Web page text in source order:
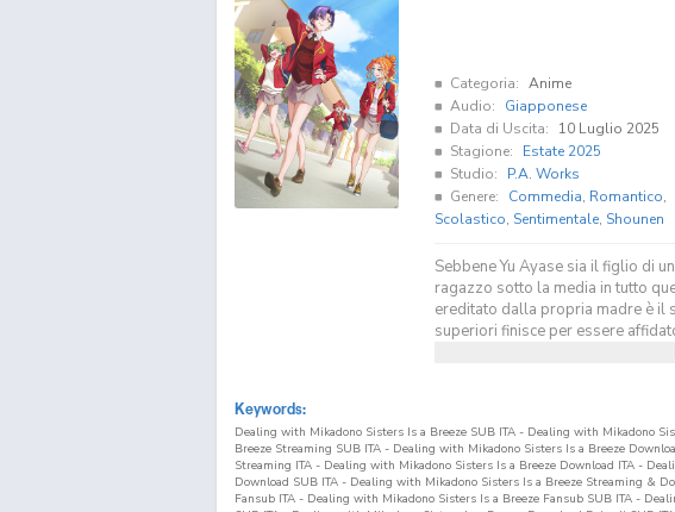
Categoria: Anime
Audio:
Giapponese
Data di Uscita:
10 Luglio 2025
Stagione:
Estate 2025
Studio:
P.A. Works
Genere:
Commedia, Romantico,
Scolastico, Sentimentale, Shounen
Sebbene Yu Ayase sia il figlio di
ragazzo sotto la media in tutto
ereditato dalla propria madre è il
superiori finisce per essere
Keywords:
Dealing with Mikadono Sisters Is a Breeze SUB ITA - Dealing with Mikadono
Breeze Streaming SUB ITA - Dealing with Mikadono Sisters Is a Breeze
Streaming ITA - Dealing with Mikadono Sisters Is a Breeze Download ITA -
Download SUB ITA - Dealing with Mikadono Sisters Is a Breeze Streaming &
Fansub ITA - Dealing with Mikadono Sisters Is a Breeze Fansub SUB ITA -